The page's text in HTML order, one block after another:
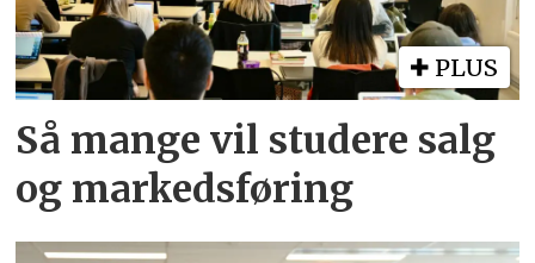
PLUS
Så mange vil studere salg
og markedsføring